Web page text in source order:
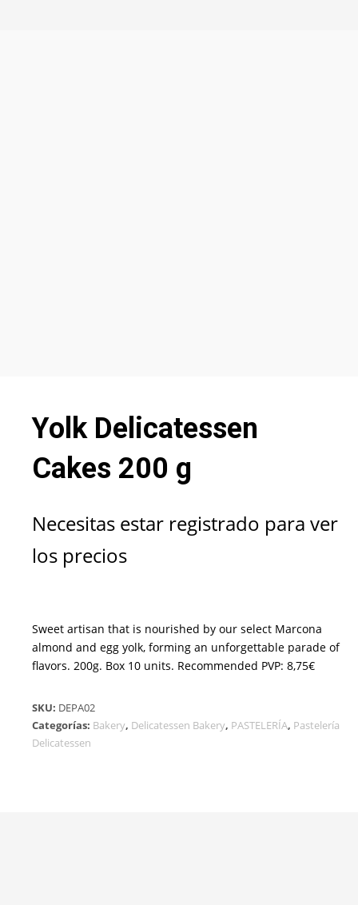
Yolk Delicatessen
Cakes 200 g
Necesitas estar registrado para ver
los precios
Sweet artisan that is nourished by our select Marcona
almond and egg yolk, forming an unforgettable parade of
flavors. 200g. Box 10 units. Recommended PVP: 8,75€
SKU: DEPA02
Categorías: Bakery, Delicatessen Bakery, PASTELERÍA, Pastelería
Delicatessen